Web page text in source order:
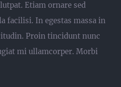
Etiam ornare sed
facilisi. In egestas massa in
Proin tincidunt nunc
mi ullamcorper. Morbi